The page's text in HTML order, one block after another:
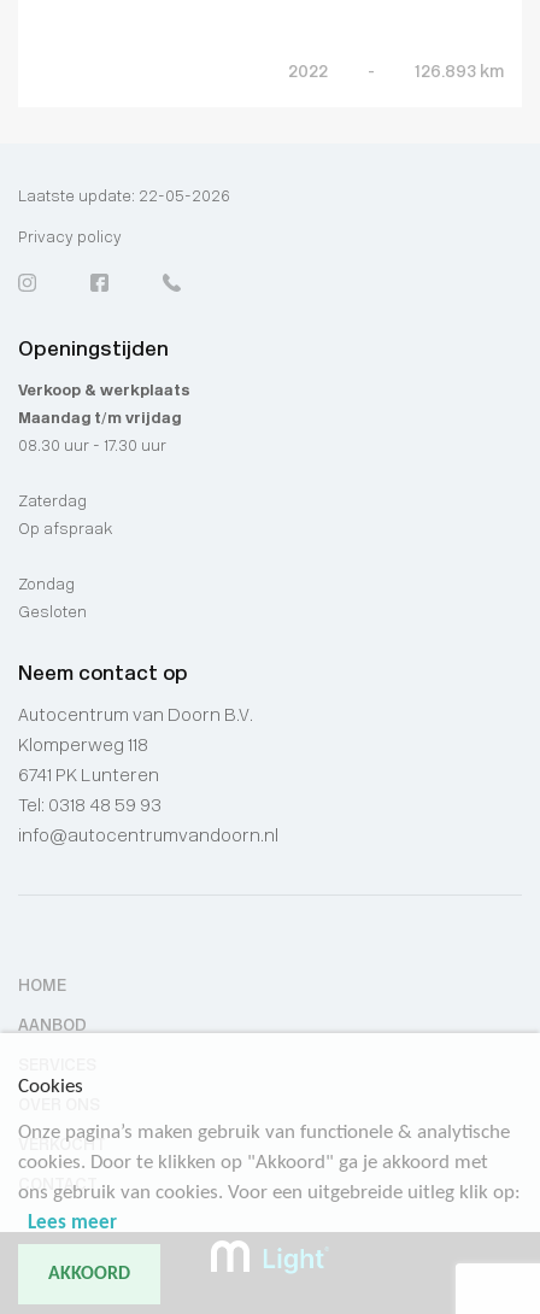
2022 - 126.893 km
Laatste update: 22-05-2026
Privacy policy
Openingstijden
Verkoop & werkplaats
Maandag t/m vrijdag
08.30 uur - 17.30 uur
Zaterdag
Op afspraak
Zondag
Gesloten
Neem contact op
Autocentrum van Doorn B.V.
Klomperweg 118
6741 PK Lunteren
Tel: 0318 48 59 93
info@autocentrumvandoorn.nl
HOME
AANBOD
VERKOCHT
CONTACT
Cookies
Onze pagina’s maken gebruik van functionele & analytische
cookies. Door te klikken op "Akkoord" ga je akkoord met
ons gebruik van cookies. Voor een uitgebreide uitleg klik op:
Lees meer
AKKOORD